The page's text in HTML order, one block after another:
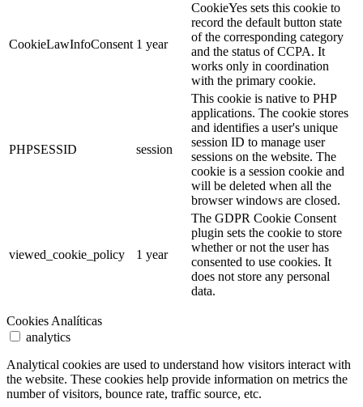
CookieLawInfoConsent 1 year
CookieYes sets this cookie to
record the default button state
of the corresponding category
and the status of CCPA. It
works only in coordination
with the primary cookie.
PHPSESSID session
This cookie is native to PHP
applications. The cookie stores
and identifies a user's unique
session ID to manage user
sessions on the website. The
cookie is a session cookie and
will be deleted when all the
browser windows are closed.
viewed_cookie_policy 1 year
The GDPR Cookie Consent
plugin sets the cookie to store
whether or not the user has
consented to use cookies. It
does not store any personal
data.
Cookies Analíticas
analytics
Analytical cookies are used to understand how visitors interact with
the website. These cookies help provide information on metrics the
number of visitors, bounce rate, traffic source, etc.